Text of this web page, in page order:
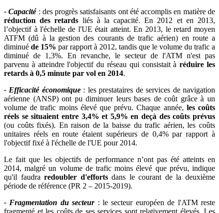
- Capacité: des progrès satisfaisants ont été accomplis en matière de
réduction des retards liés à la capacité. En 2012 et en 2013,
l’objectif à l'échelle de l'UE était atteint. En 2013, le retard moyen
ATFM (dû à la gestion des courants de trafic aérien) en route a
diminué de 15% par rapport à 2012, tandis que le volume du trafic a
diminué de 1,3%. En revanche, le secteur de l'ATM n'est pas
parvenu à atteindre l'objectif du réseau qui consistait àréduire les
retards à 0,5 minute par vol en 2014.
- Efficacité économique: les prestataires de services de navigation
aérienne (ANSP) ont pu diminuer leurs bases de coût grâce à un
volume de trafic moins élevé que prévu. Chaque année, les coûts
réels se situaient entre 3,4% et 5,9% en deçà des coûts prévus
(ou coûts fixés). En raison de la baisse du trafic aérien, les coûts
unitaires réels en route étaient supérieurs de 0,4% par rapport à
l'objectif fixé à l'échelle de l'UE pour 2014.
Le fait que les objectifs de performance n’ont pas été atteints en
2014, malgré un volume de trafic moins élevé que prévu, indique
qu'il faudraredoubler d'effortsdans le courant de la deuxième
période de référence (PR 2 – 2015-2019).
- Fragmentation du secteur: le secteur européen de l'ATM reste
fragmenté et les coûts de ses services sont relativement élevés. Les